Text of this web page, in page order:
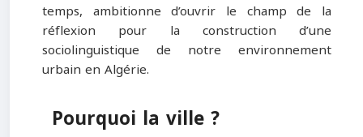
temps, ambitionne d’ouvrir le champ de la
réflexion pour la construction d’une
sociolinguistique de notre environnement
urbain en Algérie.
Pourquoi la ville ?